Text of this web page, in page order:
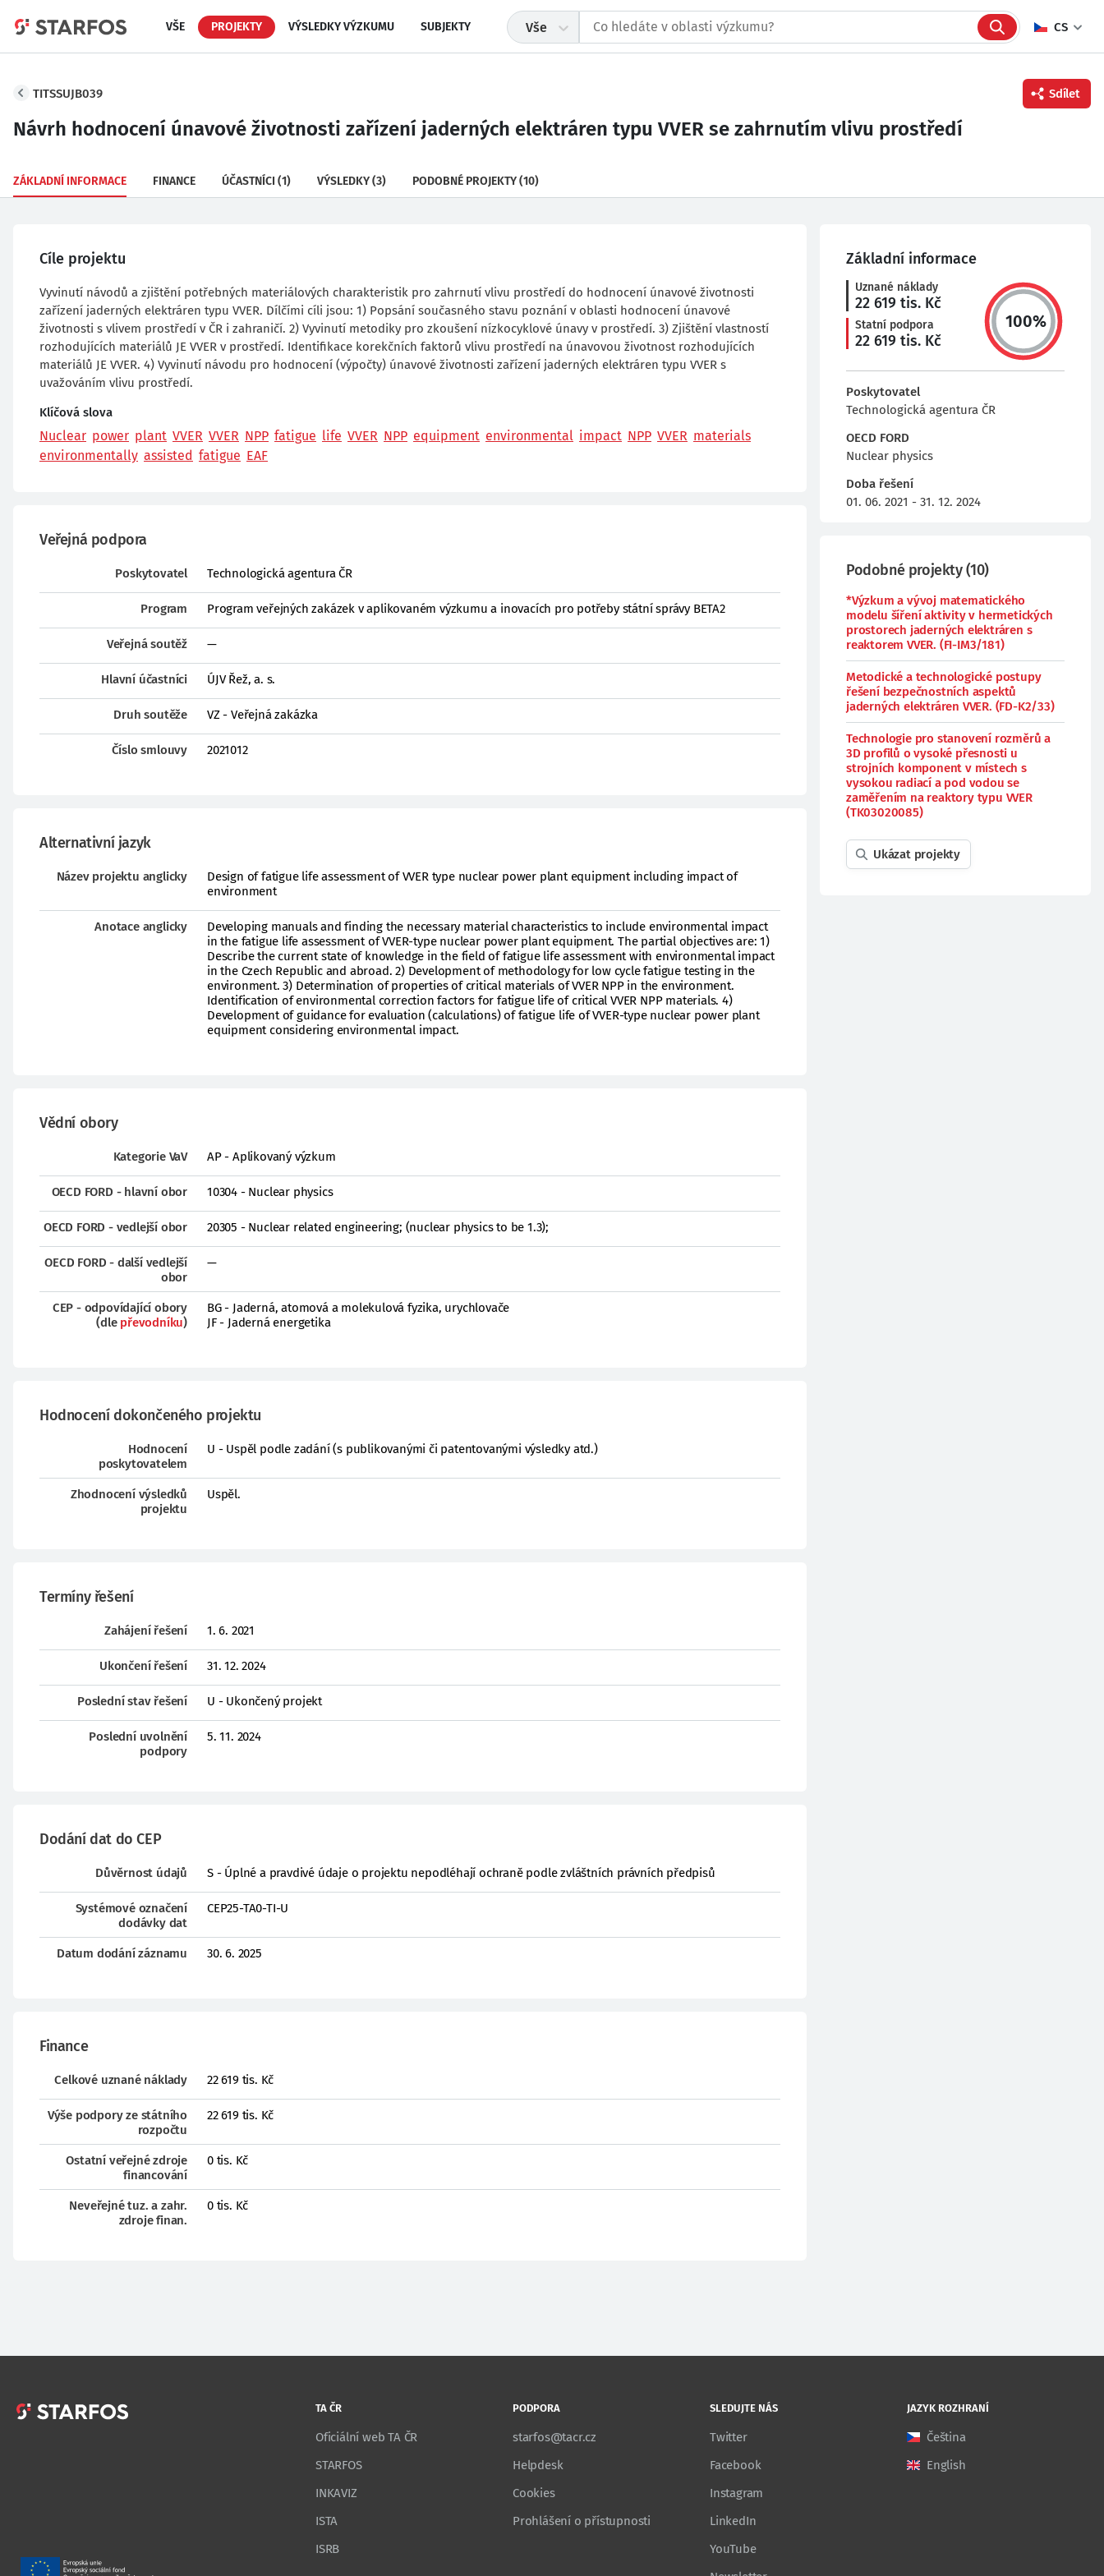
VŠE PROJEKTY VÝSLEDKY VÝZKUMU SUBJEKTY Vše CS
Twitter
TITSSUJB039 Sdílet
Návrh hodnocení únavové životnosti zařízení jaderných elektráren typu VVER se zahrnutím vlivu prostředí
ZÁKLADNÍ INFORMACE FINANCE ÚČASTNÍCI (1) VÝSLEDKY(3) PODOBNÉ PROJEKTY(10)
Cíle projektu
Vyvinutí návodů a zjištění potřebných materiálových charakteristik pro zahrnutí vlivu prostředí do hodnocení únavové životnosti
zařízení jaderných elektráren typu VVER. Dílčími cíli jsou: 1) Popsání současného stavu poznání v oblasti hodnocení únavové
životnosti s vlivem prostředí v ČR i zahraničí. 2) Vyvinutí metodiky pro zkoušení nízkocyklové únavy v prostředí. 3) Zjištění vlastností
rozhodujících materiálů JE VVER v prostředí. Identifikace korekčních faktorů vlivu prostředí na únavovou životnost rozhodujících
materiálů JE VVER. 4) Vyvinutí návodu pro hodnocení (výpočty) únavové životnosti zařízení jaderných elektráren typu VVER s
uvažováním vlivu prostředí.
Klíčová slova
Nuclear power plant VVER VVER NPP fatigue life VVER NPP equipment environmental impact NPP VVER materials
environmentally assisted fatigue EAF
Veřejná podpora
Poskytovatel Technologická agentura ČR
Program Program veřejných zakázek v aplikovaném výzkumu a inovacích pro potřeby státní správy BETA2
Veřejná soutěž —
Hlavní účastníci ÚJV Řež, a. s.
Druh soutěže VZ - Veřejná zakázka
Číslo smlouvy 2021012
Alternativní jazyk
Název projektu anglicky
Design of fatigue life assessment of VVER type nuclear power plant equipment including impact of
environment
Anotace anglicky
Developing manuals and finding the necessary material characteristics to include environmental impact
in the fatigue life assessment of VVER-type nuclear power plant equipment. The partial objectives are: 1)
Describe the current state of knowledge in the field of fatigue life assessment with environmental impact
in the Czech Republic and abroad. 2) Development of methodology for low cycle fatigue testing in the
environment. 3) Determination of properties of critical materials of VVER NPP in the environment.
Identification of environmental correction factors for fatigue life of critical VVER NPP materials. 4)
Development of guidance for evaluation (calculations) of fatigue life of VVER-type nuclear power plant
equipment considering environmental impact.
Vědní obory
Kategorie VaV AP - Aplikovaný výzkum
OECD FORD - hlavní obor 10304 - Nuclear physics
OECD FORD - vedlejší obor 20305 - Nuclear related engineering; (nuclear physics to be 1.3);
OECD FORD - další vedlejší
obor
—
CEP - odpovídající obory
(dle převodníku)
BG - Jaderná, atomová a molekulová fyzika, urychlovače
JF - Jaderná energetika
Hodnocení dokončeného projektu
Hodnocení
poskytovatelem
U - Uspěl podle zadání (s publikovanými či patentovanými výsledky atd.)
Zhodnocení výsledků
projektu
Uspěl.
Termíny řešení
Zahájení řešení 1. 6. 2021
Ukončení řešení 31. 12. 2024
Poslední stav řešení U - Ukončený projekt
Poslední uvolnění
podpory
5. 11. 2024
Dodání dat do CEP
Důvěrnost údajů S - Úplné a pravdivé údaje o projektu nepodléhají ochraně podle zvláštních právních předpisů
Systémové označení
dodávky dat
CEP25-TA0-TI-U
Datum dodání záznamu 30. 6. 2025
Finance
Celkové uznané náklady 22 619 tis. Kč
Výše podpory ze státního
rozpočtu
22 619 tis. Kč
Ostatní veřejné zdroje
financování
0 tis. Kč
Neveřejné tuz. a zahr.
zdroje finan.
0 tis. Kč
Základní informace
Uznané náklady
22 619 tis. Kč
Statní podpora
22 619 tis. Kč
100%
Poskytovatel
Technologická agentura ČR
OECD FORD
Nuclear physics
Doba řešení
01. 06. 2021 - 31. 12. 2024
Podobné projekty(10)
*Výzkum a vývoj matematického
modelu šíření aktivity v hermetických
prostorech jaderných elektráren s
reaktorem VVER. (FI-IM3/181)
Metodické a technologické postupy
řešení bezpečnostních aspektů
jaderných elektráren VVER. (FD-K2/33)
Technologie pro stanovení rozměrů a
3D profilů o vysoké přesnosti u
strojních komponent v místech s
vysokou radiací a pod vodou se
zaměřením na reaktory typu VVER
(TK03020085)
Ukázat projekty
TA ČR
Oficiální web TA ČR
STARFOS
INKAVIZ
ISTA
ISRB
PODPORA
starfos@tacr.cz
Helpdesk
Cookies
Prohlášení o přístupnosti
SLEDUJTE NÁS
Twitter
Facebook
Instagram
LinkedIn
YouTube
JAZYK ROZHRANÍ
Čeština
English